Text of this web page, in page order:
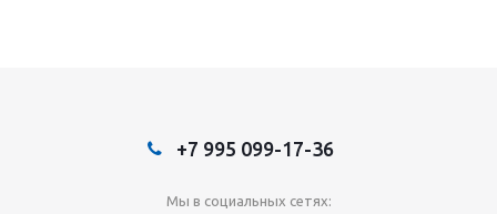
+7 995 099-17-36
Мы в социальных сетях: